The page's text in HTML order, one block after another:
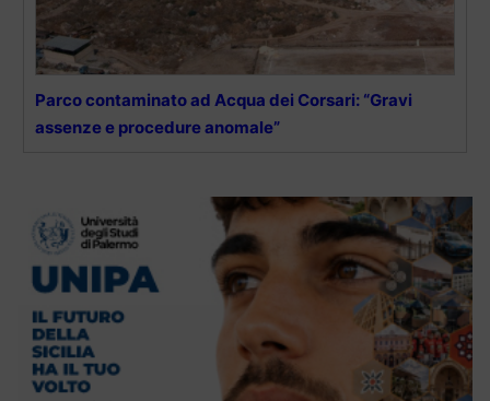
Parco contaminato ad Acqua dei Corsari: “Gravi
assenze e procedure anomale”